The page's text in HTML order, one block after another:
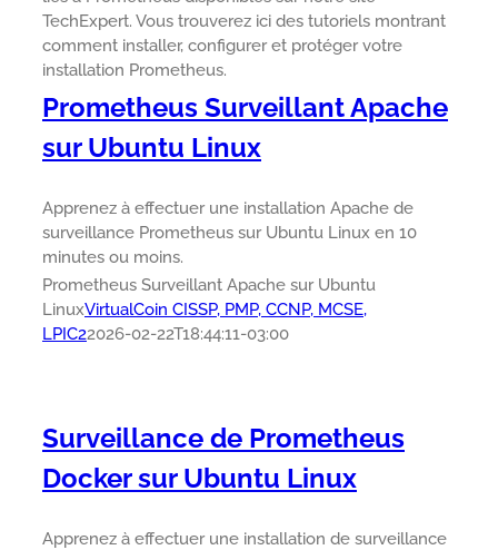
TechExpert. Vous trouverez ici des tutoriels montrant
comment installer, configurer et protéger votre
installation Prometheus.
Prometheus Surveillant Apache
sur Ubuntu Linux
Apprenez à effectuer une installation Apache de
surveillance Prometheus sur Ubuntu Linux en 10
minutes ou moins.
Prometheus Surveillant Apache sur Ubuntu
LinuxVirtualCoin CISSP, PMP, CCNP, MCSE,
LPIC22026-02-22T18:44:11-03:00
Surveillance de Prometheus
Docker sur Ubuntu Linux
Apprenez à effectuer une installation de surveillance